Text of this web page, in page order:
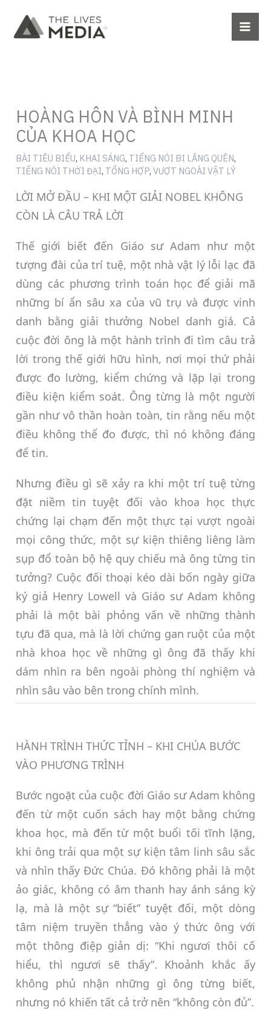
content
HOÀNG HÔN VÀ BÌNH MINH
CỦA KHOA HỌC
BÀI TIÊU BIỂU, KHAI SÁNG, TIẾNG NÓI BỊ LÃNG QUÊN,
TIẾNG NÓI THỜI ĐẠI, TỔNG HỢP,VƯỢT NGOÀI VẬT LÝ
LỜI MỞ ĐẦU – KHI MỘT GIẢI NOBEL KHÔNG
CÒN LÀ CÂU TRẢ LỜI
Thế giới biết đến Giáo sư Adam như một
tượng đài của trí tuệ, một nhà vật lý lỗi lạc đã
dùng các phương trình toán học để giải mã
những bí ẩn sâu xa của vũ trụ và được vinh
danh bằng giải thưởng Nobel danh giá. Cả
cuộc đời ông là một hành trình đi tìm câu trả
lời trong thế giới hữu hình, nơi mọi thứ phải
được đo lường, kiểm chứng và lặp lại trong
điều kiện kiểm soát. Ông từng là một người
gần như vô thần hoàn toàn, tin rằng nếu một
điều không thể đo được, thì nó không đáng
để tin.
Nhưng điều gì sẽ xảy ra khi một trí tuệ từng
đặt niềm tin tuyệt đối vào khoa học thực
chứng lại chạm đến một thực tại vượt ngoài
mọi công thức, một sự kiện thiêng liêng làm
sụp đổ toàn bộ hệ quy chiếu mà ông từng tin
tưởng? Cuộc đối thoại kéo dài bốn ngày giữa
ký giả Henry Lowell và Giáo sư Adam không
phải là một bài phỏng vấn về những thành
tựu đã qua, mà là lời chứng gan ruột của một
nhà khoa học về những gì ông đã thấy khi
dám nhìn ra bên ngoài phòng thí nghiệm và
nhìn sâu vào bên trong chính mình.
HÀNH TRÌNH THỨC TỈNH – KHI CHÚA BƯỚC
VÀO PHƯƠNG TRÌNH
Bước ngoặt của cuộc đời Giáo sư Adam không
đến từ một cuốn sách hay một bằng chứng
khoa học, mà đến từ một buổi tối tĩnh lặng,
khi ông trải qua một sự kiện tâm linh sâu sắc
và nhìn thấy Đức Chúa. Đó không phải là một
ảo giác, không có âm thanh hay ánh sáng kỳ
lạ, mà là một sự “biết” tuyệt đối, một dòng
tâm niệm truyền thẳng vào ý thức ông với
một thông điệp giản dị: “Khi ngươi thôi cố
hiểu, thì ngươi sẽ thấy”. Khoảnh khắc ấy
không phủ nhận những gì ông từng biết,
nhưng nó khiến tất cả trở nên “không còn đủ”.